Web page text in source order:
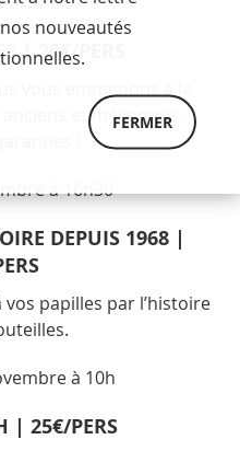
| 20€/PERS
vous emmenons à la
et méconnus.
!
à 16h30
DEPUIS 1968 |
papilles par l’histoire
à 10h
| 25€/PERS
nouveautés
FERMER